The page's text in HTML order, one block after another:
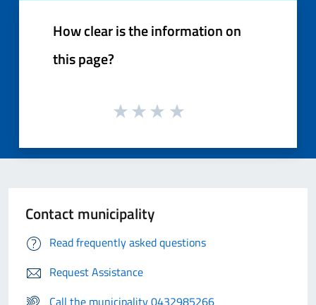
How clear is the information on
this page?
Contact municipality
Read frequently asked questions
Request Assistance